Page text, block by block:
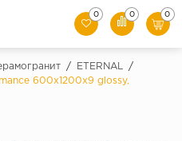
0 0 0
/ ETERNAL
/
600х1200х9 glossy,